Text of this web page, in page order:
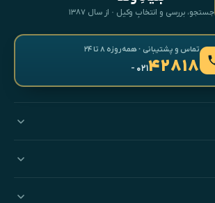
جستجو، بررسی و انتخابِ وکیل · از سال ۱۳۸۷
تماس و پشتیبانی · همه‌روزه ۸ تا ۲۴
۴۲۸۱۸- ۰۲۱